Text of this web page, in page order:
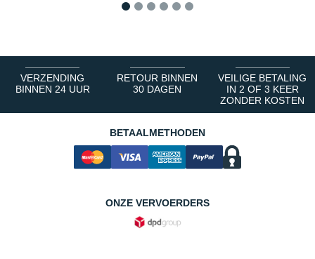
VERZENDING
BINNEN 24 UUR
RETOUR BINNEN
30 DAGEN
VEILIGE BETALING
IN 2 OF 3 KEER
ZONDER KOSTEN
BETAALMETHODEN
ONZE VERVOERDERS